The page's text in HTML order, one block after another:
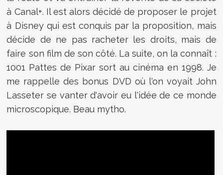
à Canal+. Il est alors décidé de proposer le projet
à Disney qui est conquis par la proposition, mais
décide de ne pas racheter les droits, mais de
faire son film de son côté. La suite, on la connaît :
1001 Pattes de Pixar sort au cinéma en 1998. Je
me rappelle des bonus DVD où l'on voyait John
Lasseter se vanter d'avoir eu l'idée de ce monde
microscopique. Beau mytho.